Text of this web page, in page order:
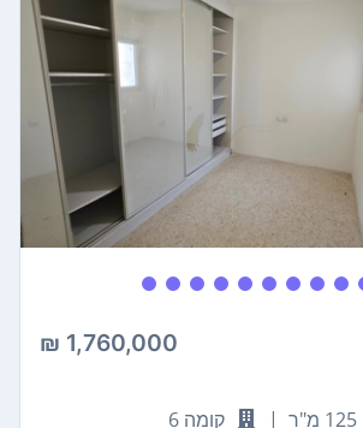
1,760,000 ₪
125 מ"ר |
קומה 6